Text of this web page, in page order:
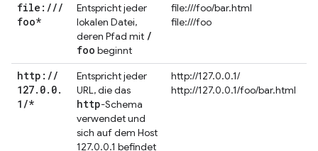
file: ///
foo*
Entspricht jeder
lokalen Datei,
deren Pfad mit /
foo beginnt
file:///foo/bar.html
file:///foo
http: //
127. 0. 0.
1 /*
Entspricht jeder
URL, die das
http-Schema
verwendet und
sich auf dem Host
127.0.0.1 befindet
http://127.0.0.1/
http://127.0.0.1/foo/bar.html